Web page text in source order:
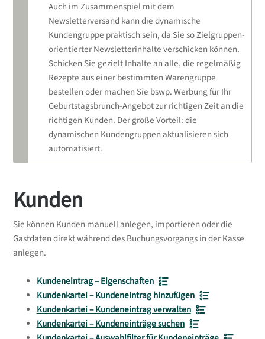
Auch im Zusammenspiel mit dem
Newsletterversand kann die dynamische
Kundengruppe praktisch sein, da Sie so Zielgruppen-
orientierter Newsletterinhalte verschicken können.
Schicken Sie gezielt Inhalte an alle, die regelmäßig
Rezepte aus einer bestimmten Warengruppe
bestellen oder machen Sie bswp. Werbung für Ihr
Geburtstagsbrunch-Angebot zur richtigen Zeit an die
richtigen Kunden. Der große Vorteil: die
dynamischen Kundengruppen aktualisieren sich
automatisiert.
Kunden
Sie können Kunden manuell anlegen, importieren oder die
Gastdaten direkt während des Buchungsvorgangs in der Kasse
anlegen.
Kundeneintrag – Eigenschaften
Kundenkartei – Kundeneintrag hinzufügen
Kundenkartei – Kundeneintrag verwalten
Kundenkartei – Kundeneinträge suchen